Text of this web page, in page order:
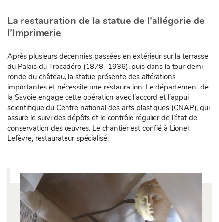
La restauration de la statue de l’allégorie de
l’Imprimerie
Après plusieurs décennies passées en extérieur sur la terrasse
du Palais du Trocadéro (1878- 1936), puis dans la tour demi-
ronde du château, la statue présente des altérations
importantes et nécessite une restauration. Le département de
la Savoie engage cette opération avec l’accord et l’appui
scientifique du Centre national des arts plastiques (CNAP), qui
assure le suivi des dépôts et le contrôle régulier de l’état de
conservation des œuvres. Le chantier est confié à Lionel
Lefèvre, restaurateur spécialisé.